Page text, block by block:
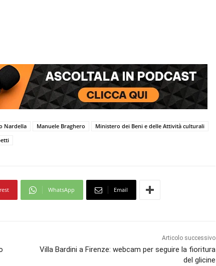
Nardella Manuele Braghero
Ministero dei Beni e delle Attività culturali
WhatsApp Email
Articolo successivo
Villa Bardini a Firenze: webcam per seguire la fioritura
del glicine